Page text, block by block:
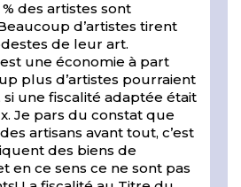
des artistes sont
d’artistes tirent
de leur art.
une économie à part
plus d’artistes pourraient
une fiscalité adaptée était
Je pars du constat que
artisans avant tout, c’est
des biens de
en ce sens ce ne sont pas